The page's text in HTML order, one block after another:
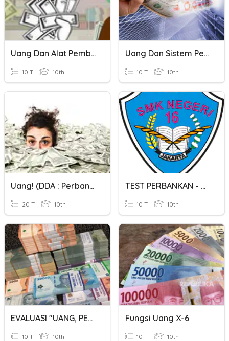
Uang Dan Alat Pembayaran
10 T 10th
Uang Dan Sistem Pembayaran
10 T 10th
Uang! (DDA : Perbankan Dasar)
20 T 10th
TEST PERBANKAN - UANG
10 T 10th
EVALUASI "UANG, PENDAPATAN, TABUNGAN"
10 T 10th
Fungsi Uang X-6
10 T 10th